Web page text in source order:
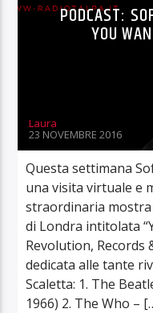
PODCAST:
YOU
Laura
23 NOVEMBRE 2016
Questa settimana
una visita virtuale e
straordinaria
di Londra intitolata
Revolution, Records
dedicata alle tante
Scaletta: 1. The
1966) 2. The Who –